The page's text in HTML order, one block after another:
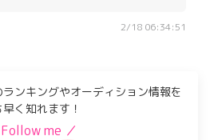
2/18 06:34:51
ンキングやオーディション情報を
早く知れます！
me ／